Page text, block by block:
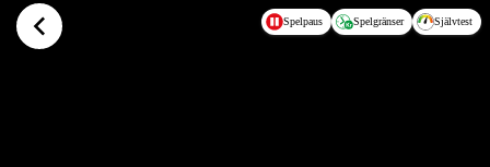
Hoppa till huvudinnehållet Spelpaus Spelgränser Självtest